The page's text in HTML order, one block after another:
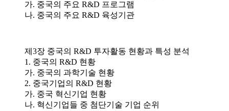
가. 중국의 주요 R&D 프로그램
나. 중국의 주요 R&D 육성기관
제3장 중국의 R&D 투자활동 현황과 특성 분석
1. 중국의 R&D 현황
가. 중국의 과학기술 현황
2. 중국기업의 R&D 현황
가. 중국 혁신기업 현황
나. 혁신기업들 중 첨단기술 기업 순위